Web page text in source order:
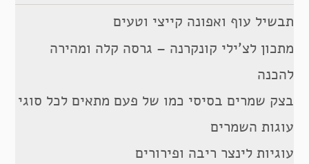
תבשיל עוף ואפונה קייצי וטעים
מתכון לצ’ילי קונקרנה – גרסה קלה ומהירה
להכנה
בצק שמרים בסיסי כמו של פעם מתאים לכל סוגי
עוגות השמרים
עוגיות לינצר ריבה ופירורים